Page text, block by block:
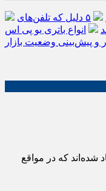
۵ دلیل که تلفن‌های IP سیسکو باعث افزایش
شده‌اند که در مواقع